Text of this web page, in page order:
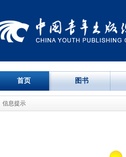
首页 图书
信息提示